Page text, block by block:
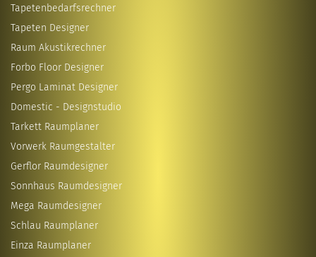
Tapetenbedarfsrechner
Tapeten Designer
Raum Akustikrechner
Forbo Floor Designer
Pergo Laminat Designer
Domestic - Designstudio
Tarkett Raumplaner
Vorwerk Raumgestalter
Gerflor Raumdesigner
Sonnhaus Raumdesigner
Mega Raumdesigner
Schlau Raumplaner
Einza Raumplaner